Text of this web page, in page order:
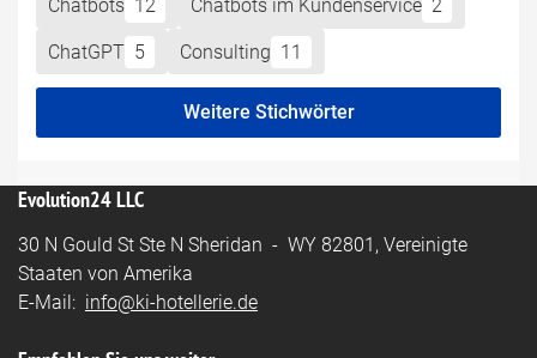
Chatbots 12 Chatbots im Kundenservice 2
ChatGPT 5 Consulting 11
Weitere Stichwörter
Evolution24 LLC
30 N Gould St Ste N Sheridan - WY 82801, Vereinigte
Staaten von Amerika
E-Mail: info@ki-hotellerie.de